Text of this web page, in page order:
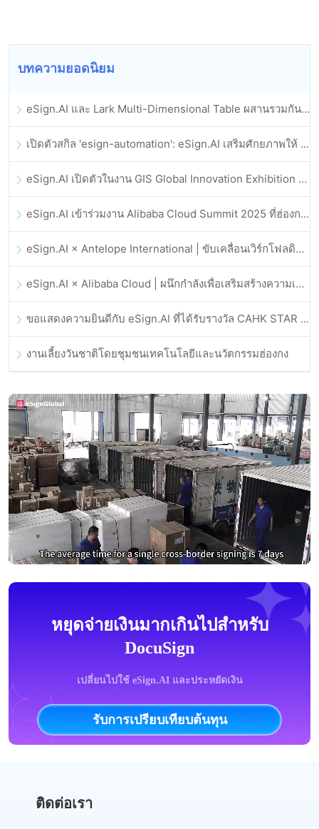
บทความยอดนิยม
eSign.AI และ Lark Multi-Dimensional Table ผสานรวมกันอย่างเป็นทางการ: การลงนามและการเก็บถาวรสัญญาอิเล็กทรอนิกส์แบบอัตโนมัติเต็มรูปแบบ
เปิดตัวสกิล 'esign-automation': eSign.AI เสริมศักยภาพให้ OpenClaw ด้วยลายเซ็นอิเล็กทรอนิกส์อัตโนมัติ
eSign.AI เปิดตัวในงาน GIS Global Innovation Exhibition 2025
eSign.AI เข้าร่วมงาน Alibaba Cloud Summit 2025 ที่ฮ่องกง เพื่อขับเคลื่อนนวัตกรรมคลาวด์ที่ขับเคลื่อนด้วย AI และความเชื่อมั่นทางดิจิทัล
eSign.AI × Antelope International | ขับเคลื่อนเวิร์กโฟลดิจิทัลที่ปลอดภัยและขับเคลื่อนด้วย AI
eSign.AI × Alibaba Cloud | ผนึกกำลังเพื่อเสริมสร้างความเชื่อมั่นดิจิทัลระดับโลกสำหรับฟินเทค
ขอแสดงความยินดีกับ eSign.AI ที่ได้รับรางวัล CAHK STAR Award 2025
งานเลี้ยงวันชาติโดยชุมชนเทคโนโลยีและนวัตกรรมฮ่องกง
หยุดจ่ายเงินมากเกินไปสำหรับ
DocuSign
เปลี่ยนไปใช้ eSign.AI และประหยัดเงิน
รับการเปรียบเทียบต้นทุน
ติดต่อเรา